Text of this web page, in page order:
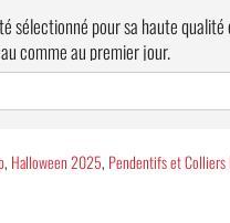
sélectionné pour sa haute
comme au premier jour.
également une magnifique
de grande qualité inoxydable
, Halloween 2025, Pendentifs et Colliers